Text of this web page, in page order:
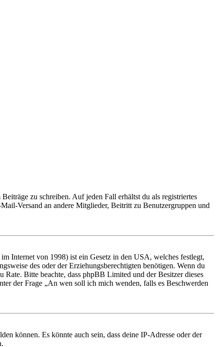
zu schreiben. Auf jeden Fall erhältst du als registriertes
Versand an andere Mitglieder, Beitritt zu Benutzergruppen und
Internet von 1998) ist ein Gesetz in den USA, welches festlegt,
des oder der Erziehungsberechtigten benötigen. Wenn du
Bitte beachte, dass phpBB Limited und der Besitzer dieses
der Frage „An wen soll ich mich wenden, falls es Beschwerden
können. Es könnte auch sein, dass deine IP-Adresse oder der